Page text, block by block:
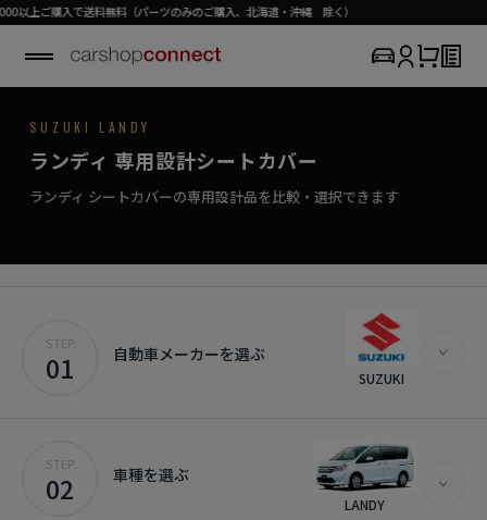
無料（パーツのみのご購入、北海道・沖縄 除く）
SUZUKI / LANDY
SEAT COVER COLLECTION
LANDY
専用シートカバー
大切な人と過ごす、特別なシートカバー。
初めての方はこちら›
SUZUKI LANDY
ランディ 専用設計シートカバー
ランディ シートカバーの専用設計品を比較・選択できます
STEP.
01 自動車メーカーを選ぶ
SUZUKI
STEP.
02 車種を選ぶ
LANDY